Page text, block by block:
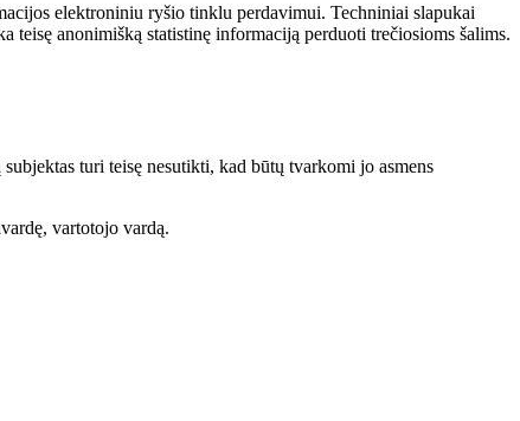
elektroniniu ryšio tinklu perdavimui. Techniniai slapukai
teisę anonimišką statistinę informaciją perduoti trečiosioms šalims.
turi teisę nesutikti, kad būtų tvarkomi jo asmens
vartotojo vardą.